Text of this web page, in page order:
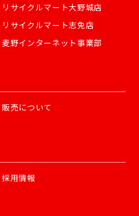
リサイクルマート大野城店
リサイクルマート志免店
麦野インターネット事業部
販売について
採用情報